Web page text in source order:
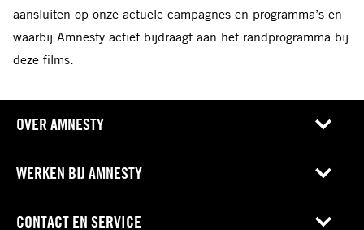
aansluiten op onze actuele campagnes en programma’s en
waarbij Amnesty actief bijdraagt aan het randprogramma bij
deze films.
OVER AMNESTY
WERKEN BIJ AMNESTY
CONTACT EN SERVICE